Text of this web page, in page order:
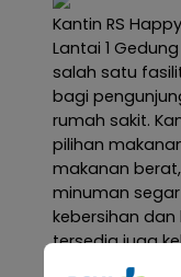
Kantin RS
Lantai 1
salah satu
bagi
rumah sakit.
pilihan
makanan
minuman
kebersihan dan
tersedia juga
perlengkapan